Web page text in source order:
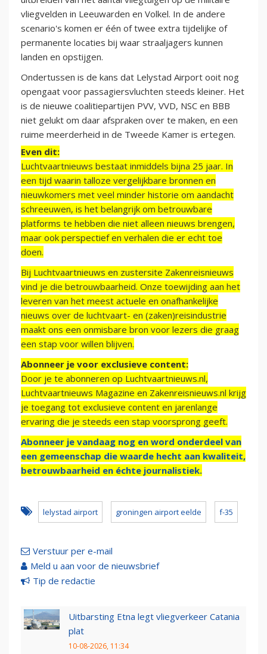
vliegvelden in Leeuwarden en Volkel. In de andere
scenario's komen er één of twee extra tijdelijke of
permanente locaties bij waar straaljagers kunnen
landen en opstijgen.
Ondertussen is de kans dat Lelystad Airport ooit nog
opengaat voor passagiersvluchten steeds kleiner. Het
is de nieuwe coalitiepartijen PVV, VVD, NSC en BBB
niet gelukt om daar afspraken over te maken, en een
ruime meerderheid in de Tweede Kamer is ertegen.
Even dit:
Luchtvaartnieuws bestaat inmiddels bijna 25 jaar. In
een tijd waarin talloze vergelijkbare bronnen en
nieuwkomers met veel minder historie om aandacht
schreeuwen, is het belangrijk om betrouwbare
platforms te hebben die niet alleen nieuws brengen,
maar ook perspectief en verhalen die er echt toe
doen.
Bij Luchtvaartnieuws en zustersite Zakenreisnieuws
vind je die betrouwbaarheid. Onze toewijding aan het
leveren van het meest actuele en onafhankelijke
nieuws over de luchtvaart- en (zaken)reisindustrie
maakt ons een onmisbare bron voor lezers die graag
een stap voor willen blijven.
Abonneer je voor exclusieve content:
Door je te abonneren op Luchtvaartnieuws.nl,
Luchtvaartnieuws Magazine en Zakenreisnieuws.nl krijg
je toegang tot exclusieve content en jarenlange
ervaring die je steeds een stap voorsprong geeft.
Abonneer je vandaag nog en word onderdeel van
een gemeenschap die waarde hecht aan kwaliteit,
betrouwbaarheid en échte journalistiek.
lelystad airport groningen airport eelde f-35
Verstuur per e-mail
Meld u aan voor de nieuwsbrief
Tip de redactie
Uitbarsting Etna legt vliegverkeer Catania
plat
10-08-2026, 11:34